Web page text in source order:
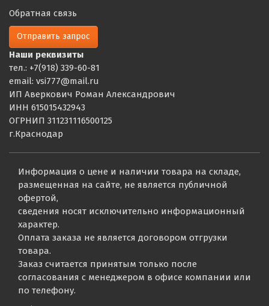
Обратная связь
Отправить запрос
Наши реквизиты
тел.: +7(918) 339-60-81
email: vsi777@mail.ru
ИП Аверкович Роман Александрович
ИНН 615015432943
ОГРНИП 311231116500125
г.Краснодар
Информация о цене и наличии товара на складе,
размещенная на сайте, не является публичной
офертой,
сведения носят исключительно информационный
характер.
Оплата заказа не является договором отгрузки
товара.
Заказ считается принятым только после
согласования с менеджером в офисе компании или
по телефону.